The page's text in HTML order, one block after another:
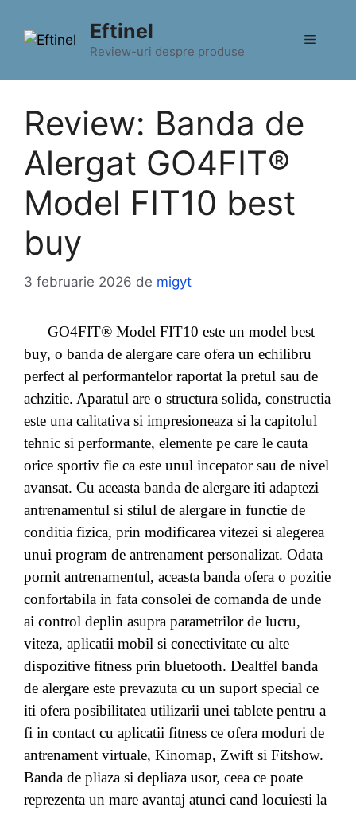
conținut
Eftinel
Review-uri despre produse
Meniu
Review: Banda de
Alergat GO4FIT®
Model FIT10 best
buy
3 februarie 2026 de migyt
GO4FIT® Model FIT10 este un model best
buy, o banda de alergare care ofera un echilibru
perfect al performantelor raportat la pretul sau de
achzitie. Aparatul are o structura solida, constructia
este una calitativa si impresioneaza si la capitolul
tehnic si performante, elemente pe care le cauta
orice sportiv fie ca este unul incepator sau de nivel
avansat. Cu aceasta banda de alergare iti adaptezi
antrenamentul si stilul de alergare in functie de
conditia fizica, prin modificarea vitezei si alegerea
unui program de antrenament personalizat. Odata
pornit antrenamentul, aceasta banda ofera o pozitie
confortabila in fata consolei de comanda de unde
ai control deplin asupra parametrilor de lucru,
viteza, aplicatii mobil si conectivitate cu alte
dispozitive fitness prin bluetooth. Dealtfel banda
de alergare este prevazuta cu un suport special ce
iti ofera posibilitatea utilizarii unei tablete pentru a
fi in contact cu aplicatii fitness ce ofera moduri de
antrenament virtuale, Kinomap, Zwift si Fitshow.
Banda de pliaza si depliaza usor, ceea ce poate
reprezenta un mare avantaj atunci cand locuiesti la